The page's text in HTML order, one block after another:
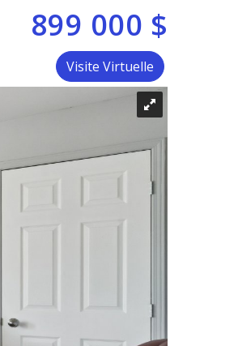
899 000 $
Visite Virtuelle